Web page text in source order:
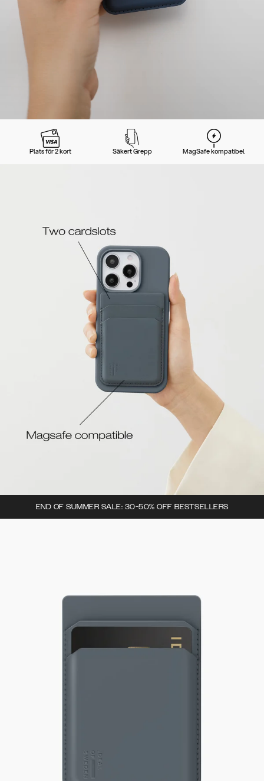
Plats för 2 kort Säkert Grepp MagSafe kompatibel
END OF SUMMER SALE: 30-50% OFF BESTSELLERS